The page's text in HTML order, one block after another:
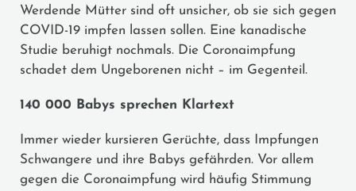
Werdende Mütter sind oft unsicher, ob sie sich gegen
COVID-19 impfen lassen sollen. Eine kanadische
Studie beruhigt nochmals. Die Coronaimpfung
schadet dem Ungeborenen nicht – im Gegenteil.
140 000 Babys sprechen Klartext
Immer wieder kursieren Gerüchte, dass Impfungen
Schwangere und ihre Babys gefährden. Vor allem
gegen die Coronaimpfung wird häufig Stimmung